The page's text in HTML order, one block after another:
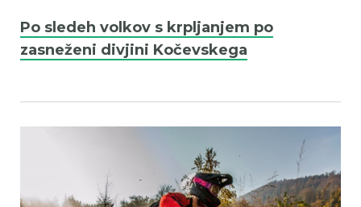
Po sledeh volkov s krpljanjem po
zasneženi divjini Kočevskega